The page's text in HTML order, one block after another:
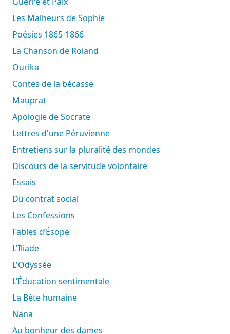
Les Malheurs de Sophie
Poésies 1865-1866
La Chanson de Roland
Ourika
Contes de la bécasse
Mauprat
Apologie de Socrate
Lettres d'une Péruvienne
Entretiens sur la pluralité des mondes
Discours de la servitude volontaire
Essais
Du contrat social
Les Confessions
Fables d’Ésope
L'Iliade
L'Odyssée
L’Éducation sentimentale
La Bête humaine
Nana
Au bonheur des dames